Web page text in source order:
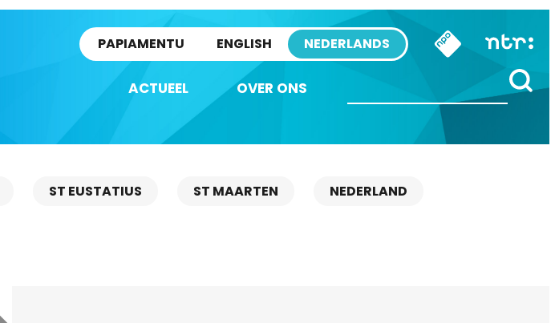
PAPIAMENTU ENGLISH NEDERLANDS
ACTUEEL OVER ONS
ST EUSTATIUS ST MAARTEN NEDERLAND